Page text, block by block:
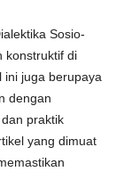
Sosio-
konstruktif di
ini juga berupaya
dengan
praktik
yang dimuat